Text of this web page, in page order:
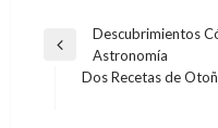
Navegación
Entrada
anterior
Descubrimientos
Astronomía
Dos Recetas de